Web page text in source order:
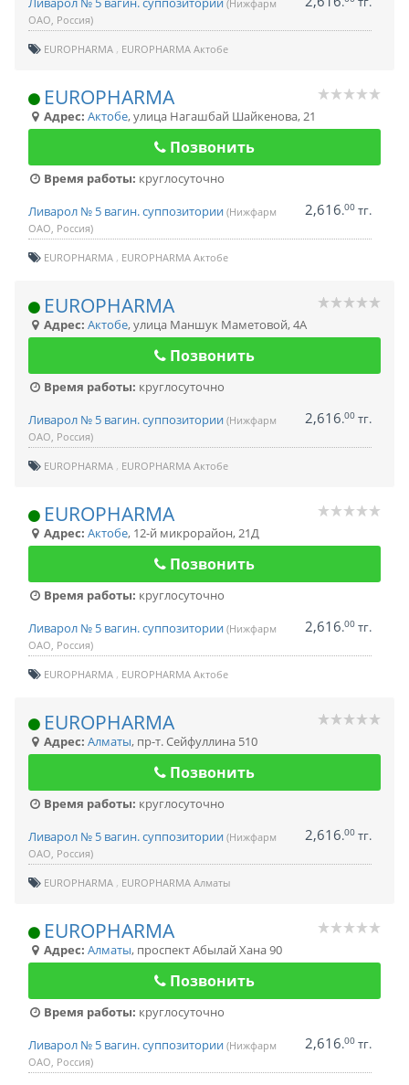
(Нижфарм
ОАО, Россия)
EUROPHARMA EUROPHARMA Актобе
EUROPHARMA
Адрес: Актобе,улица Нагашбай Шайкенова, 21
Позвонить
Время работы: круглосуточно
Ливарол № 5 вагин. суппозитории (Нижфарм
ОАО, Россия)
2,616.00 тг.
EUROPHARMA EUROPHARMA Актобе
EUROPHARMA
Адрес: Актобе,улица Маншук Маметовой, 4А
Позвонить
Время работы: круглосуточно
Ливарол № 5 вагин. суппозитории (Нижфарм
ОАО, Россия)
2,616.00 тг.
EUROPHARMA EUROPHARMA Актобе
EUROPHARMA
Адрес: Актобе, 12-й микрорайон, 21Д
Позвонить
Время работы: круглосуточно
Ливарол № 5 вагин. суппозитории (Нижфарм
ОАО, Россия)
2,616.00 тг.
EUROPHARMA EUROPHARMA Актобе
EUROPHARMA
Адрес: Алматы, пр-т. Сейфуллина 510
Позвонить
Время работы: круглосуточно
Ливарол № 5 вагин. суппозитории (Нижфарм
ОАО, Россия)
2,616.00 тг.
EUROPHARMA EUROPHARMA Алматы
EUROPHARMA
Адрес: Алматы, проспект Абылай Хана 90
Позвонить
Время работы: круглосуточно
Ливарол № 5 вагин. суппозитории (Нижфарм
ОАО, Россия)
2,616.00 тг.